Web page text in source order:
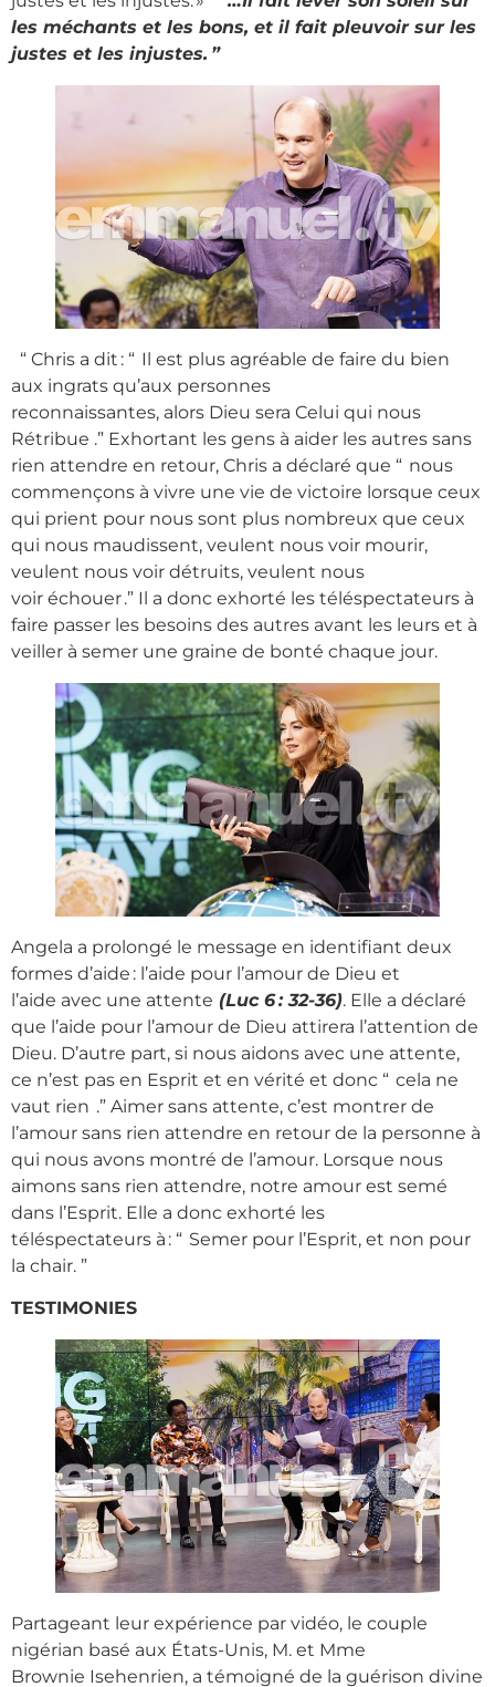
les méchants et les bons, et il fait pleuvoir sur les
justes et les injustes. ”
“ Chris a dit : “ Il est plus agréable de faire du bien
aux ingrats qu’aux personnes
reconnaissantes, alors Dieu sera Celui qui nous
Rétribue .” Exhortant les gens à aider les autres sans
rien attendre en retour, Chris a déclaré que “ nous
commençons à vivre une vie de victoire lorsque ceux
qui prient pour nous sont plus nombreux que ceux
qui nous maudissent, veulent nous voir mourir,
veulent nous voir détruits, veulent nous
voir échouer .” Il a donc exhorté les téléspectateurs à
faire passer les besoins des autres avant les leurs et à
veiller à semer une graine de bonté chaque jour.
Angela a prolongé le message en identifiant deux
formes d’aide : l’aide pour l’amour de Dieu et
l’aide avec une attente (Luc 6 : 32-36). Elle a déclaré
que l’aide pour l’amour de Dieu attirera l’attention de
Dieu. D’autre part, si nous aidons avec une attente,
ce n’est pas en Esprit et en vérité et donc “ cela ne
vaut rien .” Aimer sans attente, c’est montrer de
l’amour sans rien attendre en retour de la personne à
qui nous avons montré de l’amour. Lorsque nous
aimons sans rien attendre, notre amour est semé
dans l’Esprit. Elle a donc exhorté les
téléspectateurs à : “ Semer pour l’Esprit, et non pour
la chair. ”
TESTIMONIES
Partageant leur expérience par vidéo, le couple
nigérian basé aux États-Unis, M. et Mme
Brownie Isehenrien, a témoigné de la guérison divine